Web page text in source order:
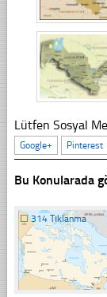
Lütfen Sosyal
Google+
Pinterest
Bu Konularada
☐314 Tıklanma